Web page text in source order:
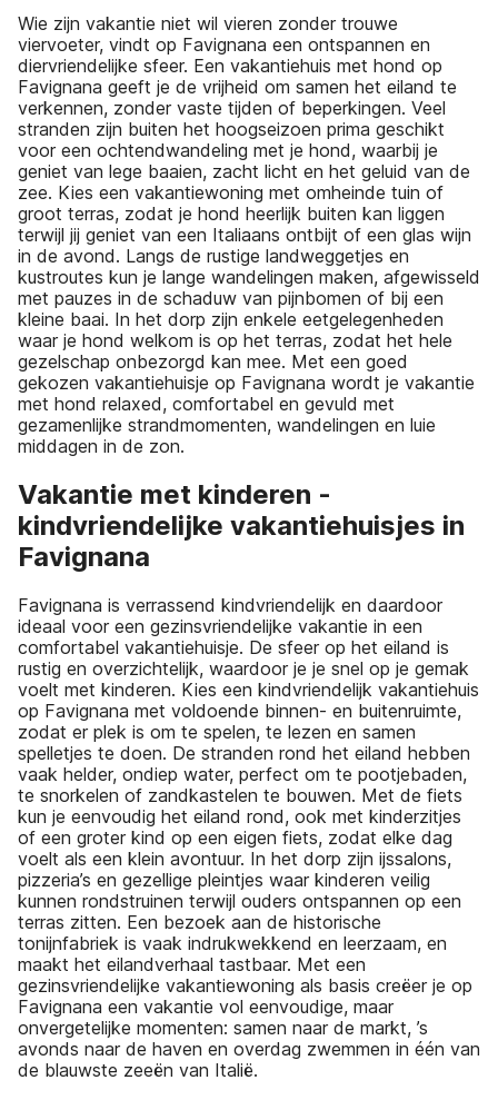
Wie zijn vakantie niet wil vieren zonder trouwe
viervoeter, vindt op Favignana een ontspannen en
diervriendelijke sfeer. Een vakantiehuis met hond op
Favignana geeft je de vrijheid om samen het eiland te
verkennen, zonder vaste tijden of beperkingen. Veel
stranden zijn buiten het hoogseizoen prima geschikt
voor een ochtendwandeling met je hond, waarbij je
geniet van lege baaien, zacht licht en het geluid van de
zee. Kies een vakantiewoning met omheinde tuin of
groot terras, zodat je hond heerlijk buiten kan liggen
terwijl jij geniet van een Italiaans ontbijt of een glas wijn
in de avond. Langs de rustige landweggetjes en
kustroutes kun je lange wandelingen maken, afgewisseld
met pauzes in de schaduw van pijnbomen of bij een
kleine baai. In het dorp zijn enkele eetgelegenheden
waar je hond welkom is op het terras, zodat het hele
gezelschap onbezorgd kan mee. Met een goed
gekozen vakantiehuisje op Favignana wordt je vakantie
met hond relaxed, comfortabel en gevuld met
gezamenlijke strandmomenten, wandelingen en luie
middagen in de zon.
Vakantie met kinderen -
kindvriendelijke vakantiehuisjes in
Favignana
Favignana is verrassend kindvriendelijk en daardoor
ideaal voor een gezinsvriendelijke vakantie in een
comfortabel vakantiehuisje. De sfeer op het eiland is
rustig en overzichtelijk, waardoor je je snel op je gemak
voelt met kinderen. Kies een kindvriendelijk vakantiehuis
op Favignana met voldoende binnen- en buitenruimte,
zodat er plek is om te spelen, te lezen en samen
spelletjes te doen. De stranden rond het eiland hebben
vaak helder, ondiep water, perfect om te pootjebaden,
te snorkelen of zandkastelen te bouwen. Met de fiets
kun je eenvoudig het eiland rond, ook met kinderzitjes
of een groter kind op een eigen fiets, zodat elke dag
voelt als een klein avontuur. In het dorp zijn ijssalons,
pizzeria’s en gezellige pleintjes waar kinderen veilig
kunnen rondstruinen terwijl ouders ontspannen op een
terras zitten. Een bezoek aan de historische
tonijnfabriek is vaak indrukwekkend en leerzaam, en
maakt het eilandverhaal tastbaar. Met een
gezinsvriendelijke vakantiewoning als basis creëer je op
Favignana een vakantie vol eenvoudige, maar
onvergetelijke momenten: samen naar de markt, ’s
avonds naar de haven en overdag zwemmen in één van
de blauwste zeeën van Italië.